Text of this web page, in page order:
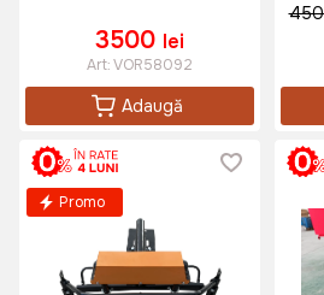
3500 lei
Art:VOR58092
Adaugă
Promo